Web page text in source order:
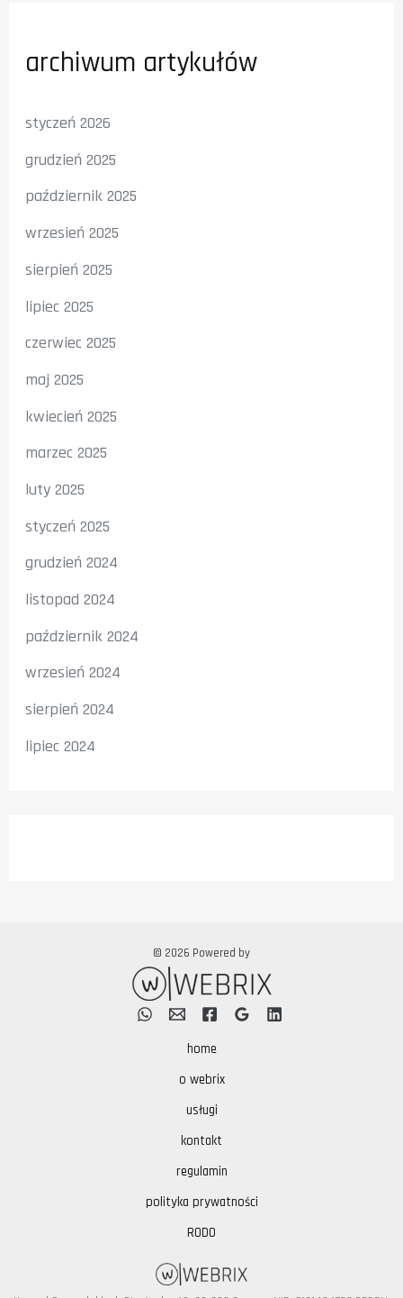
archiwum artykułów
styczeń 2026
grudzień 2025
październik 2025
wrzesień 2025
sierpień 2025
lipiec 2025
czerwiec 2025
maj 2025
kwiecień 2025
marzec 2025
luty 2025
styczeń 2025
grudzień 2024
listopad 2024
październik 2024
wrzesień 2024
sierpień 2024
lipiec 2024
© 2026 Powered by
home
o webrix
usługi
kontakt
regulamin
polityka prywatności
RODO